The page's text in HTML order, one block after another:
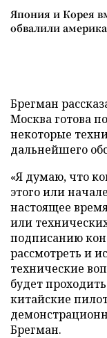
Япония и Корея
обвалили
Брегман
Москва готова
некоторые
дальнейшего
«Я думаю, что
этого или
настоящее
или
подписанию
рассмотреть и
технические
будет
китайские
Брегман.